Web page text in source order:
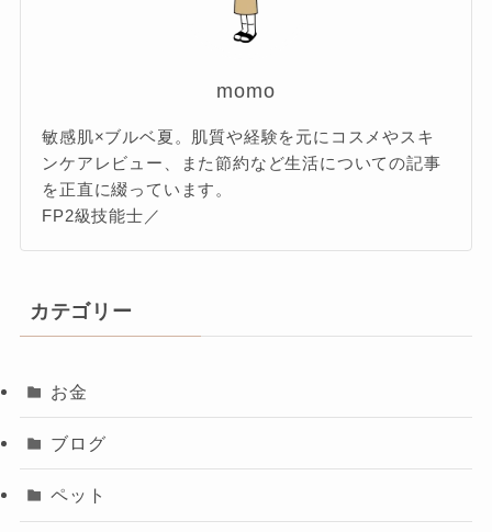
momo
敏感肌×ブルベ夏。肌質や経験を元にコスメやスキ
ンケアレビュー、また節約など生活についての記事
を正直に綴っています。
FP2級技能士／
カテゴリー
お金
ブログ
ペット